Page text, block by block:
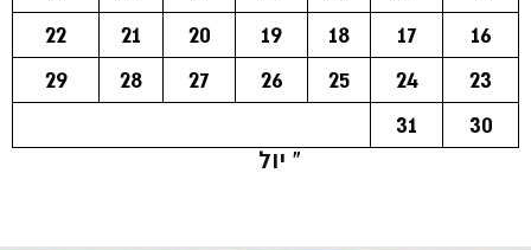
16
17
18
19
20
21
22
23
24
25
26
27
28
29
30
31
« יול